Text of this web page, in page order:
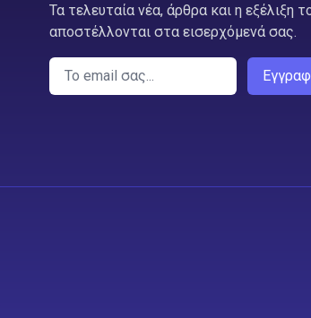
Τα τελευταία νέα, άρθρα και η εξέλιξη
αποστέλλονται στα εισερχόμενά σας.
Email